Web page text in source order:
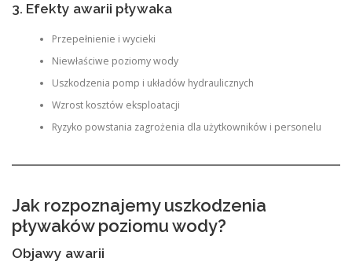
3. Efekty awarii pływaka
Przepełnienie i wycieki
Niewłaściwe poziomy wody
Uszkodzenia pomp i układów hydraulicznych
Wzrost kosztów eksploatacji
Ryzyko powstania zagrożenia dla użytkowników i personelu
Jak rozpoznajemy uszkodzenia
pływaków poziomu wody?
Objawy awarii